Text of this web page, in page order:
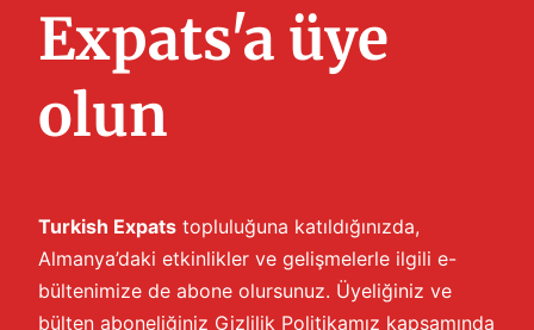
Expats'a üye
olun
Turkish Expats topluluğuna katıldığınızda,
Almanya’daki etkinlikler ve gelişmelerle ilgili e-
bültenimize de abone olursunuz. Üyeliğiniz ve
bülten aboneliğiniz Gizlilik Politikamız kapsamında